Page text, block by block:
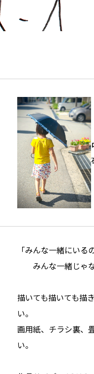
「みんな一緒にいる
みんな一緒じゃな
描いても描いても描
い。
画用紙、チラシ裏、
い。